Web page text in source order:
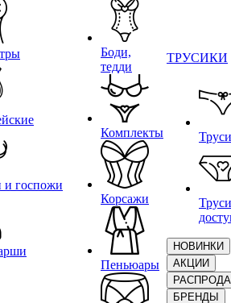
и госпожи
Боди,
тедди
Комплекты
Корсажи
Пеньюары
ТРУСИКИ
НОВИНКИ
АКЦИИ
БРЕНДЫ